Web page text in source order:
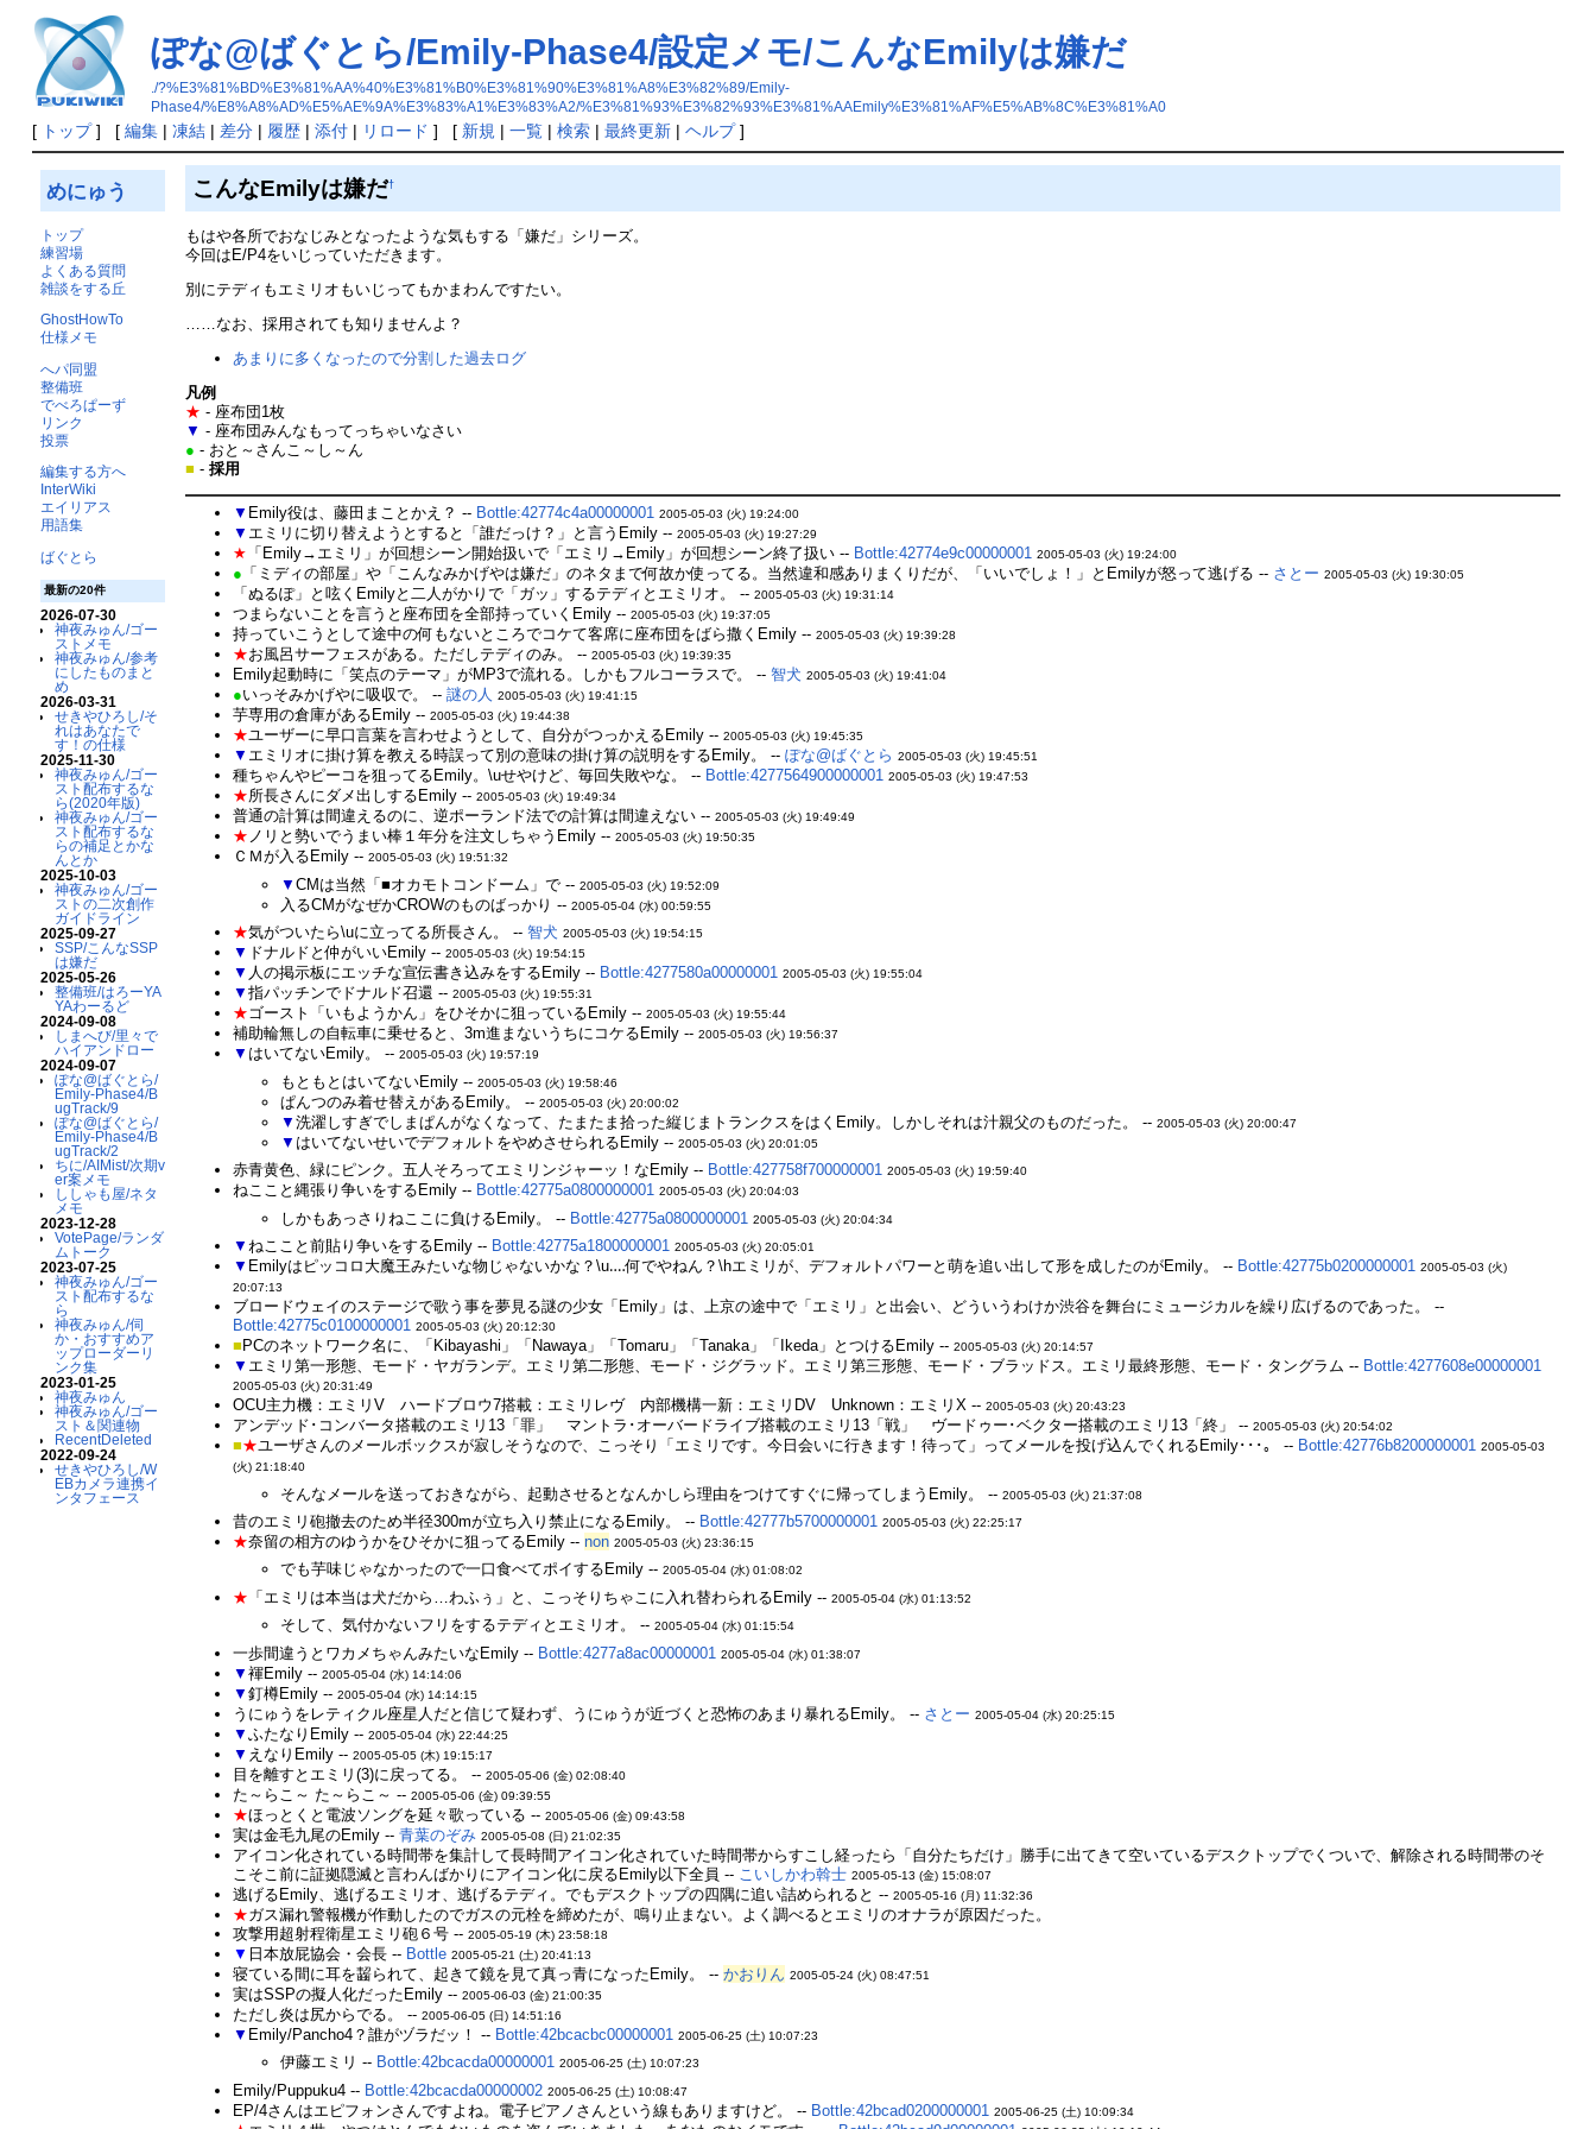
ぽな@ばぐとら/Emily-Phase4/設定メモ/こんなEmilyは嫌だ
./?%E3%81%BD%E3%81%AA%40%E3%81%B0%E3%81%90%E3%81%A8%E3%82%89/Emily-
Phase4/%E8%A8%AD%E5%AE%9A%E3%83%A1%E3%83%A2/%E3%81%93%E3%82%93%E3%81%AAEmily%E3%81%AF%E5%AB%8C%E3%81%A0
[ トップ] [ 編集| 凍結| 差分| 履歴| 添付| リロード ] [ 新規 | 一覧| 検索| 最終更新| ヘルプ]
めにゅう
トップ
練習場
よくある質問
雑談をする丘
GhostHowTo
仕様メモ
へパ同盟
整備班
でべろぱーず
リンク
投票
編集する方へ
InterWiki
エイリアス
用語集
ばぐとら
最新の20件
2026-07-30
神夜みゅん/ゴー
ストメモ
神夜みゅん/参考
にしたものまと
め
2026-03-31
せきやひろし/そ
れはあなたで
す！の仕様
2025-11-30
神夜みゅん/ゴー
スト配布するな
ら(2020年版)
神夜みゅん/ゴー
スト配布するな
らの補足とかな
んとか
2025-10-03
神夜みゅん/ゴー
ストの二次創作
ガイドライン
2025-09-27
SSP/こんなSSP
は嫌だ
2025-05-26
整備班/はろーYA
YAわーるど
2024-09-08
しまへび/里々で
ハイアンドロー
2024-09-07
ぽな@ばぐとら/
Emily-Phase4/B
ugTrack/9
ぽな@ばぐとら/
Emily-Phase4/B
ugTrack/2
ちに/AIMist/次期v
er案メモ
ししゃも屋/ネタ
メモ
2023-12-28
VotePage/ランダ
ムトーク
2023-07-25
神夜みゅん/ゴー
スト配布するな
ら
神夜みゅん/伺
か・おすすめア
ップローダーリ
ンク集
2023-01-25
神夜みゅん
神夜みゅん/ゴー
スト＆関連物
RecentDeleted
2022-09-24
せきやひろし/W
EBカメラ連携イ
ンタフェース
こんなEmilyは嫌だ†
もはや各所でおなじみとなったような気もする「嫌だ」シリーズ。
今回はE/P4をいじっていただきます。
別にテディもエミリオもいじってもかまわんですたい。
……なお、採用されても知りませんよ？
あまりに多くなったので分割した過去ログ
凡例
★ - 座布団1枚
▼ - 座布団みんなもってっちゃいなさい
● - おと～さんこ～し～ん
■ -採用
▼ Emily役は、藤田まことかえ？ -- Bottle:42774c4a00000001 2005-05-03 (火) 19:24:00
▼ エミリに切り替えようとすると「誰だっけ？」と言うEmily --2005-05-03 (火) 19:27:29
★ 「Emily→エミリ」が回想シーン開始扱いで「エミリ→Emily」が回想シーン終了扱い -- Bottle:42774e9c00000001 2005-05-03 (火) 19:24:00
● 「ミディの部屋」や「こんなみかげやは嫌だ」のネタまで何故か使ってる。当然違和感ありまくりだが、「いいでしょ！」とEmilyが怒って逃げる -- さとー 2005-05-03 (火) 19:30:05
「ぬるぽ」と呟くEmilyと二人がかりで「ガッ」するテディとエミリオ。 --2005-05-03 (火) 19:31:14
つまらないことを言うと座布団を全部持っていくEmily --2005-05-03 (火) 19:37:05
持っていこうとして途中の何もないところでコケて客席に座布団をばら撒くEmily --2005-05-03 (火) 19:39:28
★お風呂サーフェスがある。ただしテディのみ。 --2005-05-03 (火) 19:39:35
Emily起動時に「笑点のテーマ」がMP3で流れる。しかもフルコーラスで。 --智犬 2005-05-03 (火) 19:41:04
●いっそみかげやに吸収で。 --謎の人 2005-05-03 (火) 19:41:15
芋専用の倉庫があるEmily --2005-05-03 (火) 19:44:38
★ユーザーに早口言葉を言わせようとして、自分がつっかえるEmily --2005-05-03 (火) 19:45:35
▼ エミリオに掛け算を教える時誤って別の意味の掛け算の説明をするEmily。 --ぽな@ばぐとら 2005-05-03 (火) 19:45:51
種ちゃんやピーコを狙ってるEmily。\uせやけど、毎回失敗やな。 -- Bottle:4277564900000001 2005-05-03 (火) 19:47:53
★所長さんにダメ出しするEmily --2005-05-03 (火) 19:49:34
普通の計算は間違えるのに、逆ポーランド法での計算は間違えない --2005-05-03 (火) 19:49:49
★ ノリと勢いでうまい棒１年分を注文しちゃうEmily --2005-05-03 (火) 19:50:35
ＣＭが入るEmily --2005-05-03 (火) 19:51:32
▼CMは当然「■オカモトコンドーム」で --2005-05-03 (火) 19:52:09
入るCMがなぜかCROWのものばっかり --2005-05-04 (水) 00:59:55
★気がついたら\uに立ってる所長さん。 --智犬 2005-05-03 (火) 19:54:15
▼ ドナルドと仲がいいEmily --2005-05-03 (火) 19:54:15
▼ 人の掲示板にエッチな宣伝書き込みをするEmily -- Bottle:4277580a00000001 2005-05-03 (火) 19:55:04
▼指パッチンでドナルド召還 --2005-05-03 (火) 19:55:31
★ゴースト「いもようかん」をひそかに狙っているEmily --2005-05-03 (火) 19:55:44
補助輪無しの自転車に乗せると、3m進まないうちにコケるEmily --2005-05-03 (火) 19:56:37
▼ はいてないEmily。 --2005-05-03 (火) 19:57:19
もともとはいてないEmily --2005-05-03 (火) 19:58:46
ぱんつのみ着せ替えがあるEmily。 --2005-05-03 (火) 20:00:02
▼洗濯しすぎでしまぱんがなくなって、たまたま拾った縦じまトランクスをはくEmily。しかしそれは汁親父のものだった。 --2005-05-03 (火) 20:00:47
▼ はいてないせいでデフォルトをやめさせられるEmily --2005-05-03 (火) 20:01:05
赤青黄色、緑にピンク。五人そろってエミリンジャーッ！なEmily -- Bottle:427758f700000001 2005-05-03 (火) 19:59:40
ねここと縄張り争いをするEmily -- Bottle:42775a0800000001 2005-05-03 (火) 20:04:03
しかもあっさりねここに負けるEmily。 -- Bottle:42775a0800000001 2005-05-03 (火) 20:04:34
▼ねここと前貼り争いをするEmily -- Bottle:42775a1800000001 2005-05-03 (火) 20:05:01
▼ Emilyはピッコロ大魔王みたいな物じゃないかな？\u‥‥何でやねん？\hエミリが、デフォルトパワーと萌を追い出して形を成したのがEmily。 -- Bottle:42775b0200000001 2005-05-03 (火)
20:07:13
ブロードウェイのステージで歌う事を夢見る謎の少女「Emily」は、上京の途中で「エミリ」と出会い、どういうわけか渋谷を舞台にミュージカルを繰り広げるのであった。 --
Bottle:42775c0100000001 2005-05-03 (火) 20:12:30
■ PCのネットワーク名に、「Kibayashi」「Nawaya」「Tomaru」「Tanaka」「Ikeda」とつけるEmily --2005-05-03 (火) 20:14:57
▼ エミリ第一形態、モード・ヤガランデ。エミリ第二形態、モード・ジグラッド。エミリ第三形態、モード・ブラッドス。エミリ最終形態、モード・タングラム -- Bottle:4277608e00000001
2005-05-03 (火) 20:31:49
OCU主力機：エミリV ハードブロウ7搭載：エミリレヴ 内部機構一新：エミリDV Unknown：エミリX --2005-05-03 (火) 20:43:23
アンデッド･コンバータ搭載のエミリ13「罪」 マントラ･オーバードライブ搭載のエミリ13「戦」 ヴードゥー･ベクター搭載のエミリ13「終」 --2005-05-03 (火) 20:54:02
■★ユーザさんのメールボックスが寂しそうなので、こっそり「エミリです。今日会いに行きます！待って」ってメールを投げ込んでくれるEmily･･･。 -- Bottle:42776b8200000001 2005-05-03
(火) 21:18:40
そんなメールを送っておきながら、起動させるとなんかしら理由をつけてすぐに帰ってしまうEmily。 --2005-05-03 (火) 21:37:08
昔のエミリ砲撤去のため半径300mが立ち入り禁止になるEmily。 -- Bottle:42777b5700000001 2005-05-03 (火) 22:25:17
★奈留の相方のゆうかをひそかに狙ってるEmily --non 2005-05-03 (火) 23:36:15
でも芋味じゃなかったので一口食べてポイするEmily --2005-05-04 (水) 01:08:02
★ 「エミリは本当は犬だから…わふぅ」と、こっそりちゃこに入れ替わられるEmily --2005-05-04 (水) 01:13:52
そして、気付かないフリをするテディとエミリオ。 --2005-05-04 (水) 01:15:54
一歩間違うとワカメちゃんみたいなEmily -- Bottle:4277a8ac00000001 2005-05-04 (水) 01:38:07
▼褌Emily --2005-05-04 (水) 14:14:06
▼釘樽Emily --2005-05-04 (水) 14:14:15
うにゅうをレティクル座星人だと信じて疑わず、うにゅうが近づくと恐怖のあまり暴れるEmily。 -- さとー 2005-05-04 (水) 20:25:15
▼ふたなりEmily --2005-05-04 (水) 22:44:25
▼ えなりEmily --2005-05-05 (木) 19:15:17
目を離すとエミリ(3)に戻ってる。 --2005-05-06 (金) 02:08:40
た～らこ～ た～らこ～ --2005-05-06 (金) 09:39:55
★ほっとくと電波ソングを延々歌っている --2005-05-06 (金) 09:43:58
実は金毛九尾のEmily --青葉のぞみ 2005-05-08 (日) 21:02:35
アイコン化されている時間帯を集計して長時間アイコン化されていた時間帯からすこし経ったら「自分たちだけ」勝手に出てきて空いているデスクトップでくついで、解除される時間帯のそ
こそこ前に証拠隠滅と言わんばかりにアイコン化に戻るEmily以下全員 -- こいしかわ斡士 2005-05-13 (金) 15:08:07
逃げるEmily、逃げるエミリオ、逃げるテディ。でもデスクトップの四隅に追い詰められると --2005-05-16 (月) 11:32:36
★ガス漏れ警報機が作動したのでガスの元栓を締めたが、鳴り止まない。よく調べるとエミリのオナラが原因だった。
攻撃用超射程衛星エミリ砲６号 --2005-05-19 (木) 23:58:18
▼ 日本放屁協会・会長 -- Bottle 2005-05-21 (土) 20:41:13
寝ている間に耳を齧られて、起きて鏡を見て真っ青になったEmily。 --かおりん 2005-05-24 (火) 08:47:51
実はSSPの擬人化だったEmily --2005-06-03 (金) 21:00:35
ただし炎は尻からでる。 --2005-06-05 (日) 14:51:16
▼ Emily/Pancho4？誰がヅラだッ！ -- Bottle:42bcacbc00000001 2005-06-25 (土) 10:07:23
伊藤エミリ -- Bottle:42bcacda00000001 2005-06-25 (土) 10:07:23
Emily/Puppuku4 -- Bottle:42bcacda00000002 2005-06-25 (土) 10:08:47
EP/4さんはエピフォンさんですよね。電子ピアノさんという線もありますけど。 -- Bottle:42bcad0200000001 2005-06-25 (土) 10:09:34